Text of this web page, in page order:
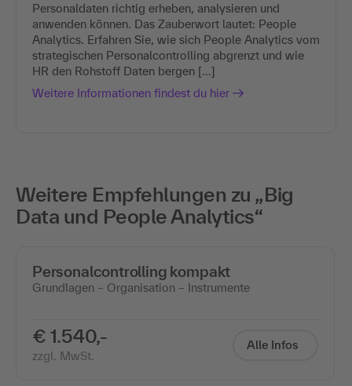
Personaldaten richtig erheben, analysieren und
anwenden können. Das Zauberwort lautet: People
Analytics. Erfahren Sie, wie sich People Analytics vom
strategischen Personalcontrolling abgrenzt und wie
HR den Rohstoff Daten bergen [...]
Weitere Informationen findest du hier
Weitere Empfehlungen zu „Big
Data und People Analytics“
Personalcontrolling kompakt
Grundlagen – Organisation – Instrumente
€ 1.540,-
zzgl. MwSt.
Alle Infos